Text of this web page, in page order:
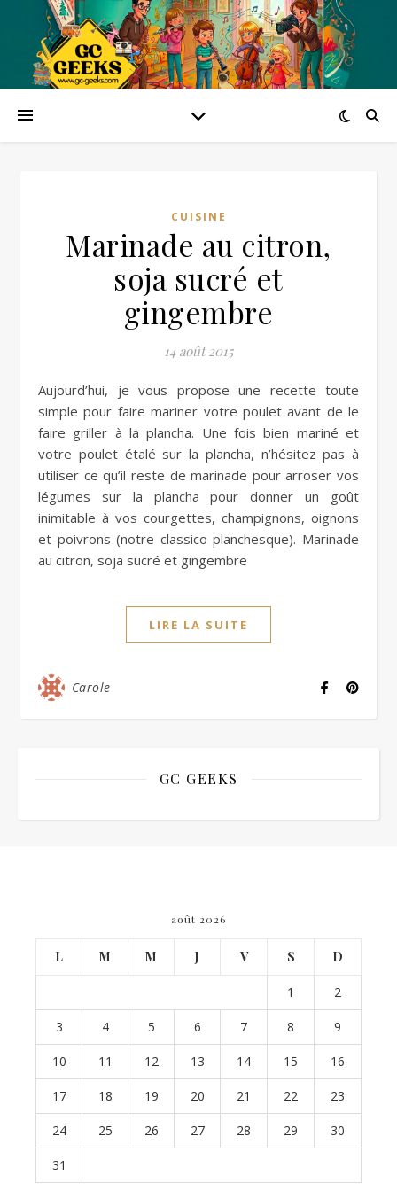
CUISINE
Marinade au citron,
soja sucré et
gingembre
14 août 2015
Aujourd’hui, je vous propose une recette toute
simple pour faire mariner votre poulet avant de le
faire griller à la plancha. Une fois bien mariné et
votre poulet étalé sur la plancha, n’hésitez pas à
utiliser ce qu’il reste de marinade pour arroser vos
légumes sur la plancha pour donner un goût
inimitable à vos courgettes, champignons, oignons
et poivrons (notre classico planchesque). Marinade
au citron, soja sucré et gingembre
LIRE LA SUITE
Carole
GC GEEKS
août 2026
L M M J V S D
1 2
3 4 5 6 7 8 9
10 11 12 13 14 15 16
17 18 19 20 21 22 23
24 25 26 27 28 29 30
31